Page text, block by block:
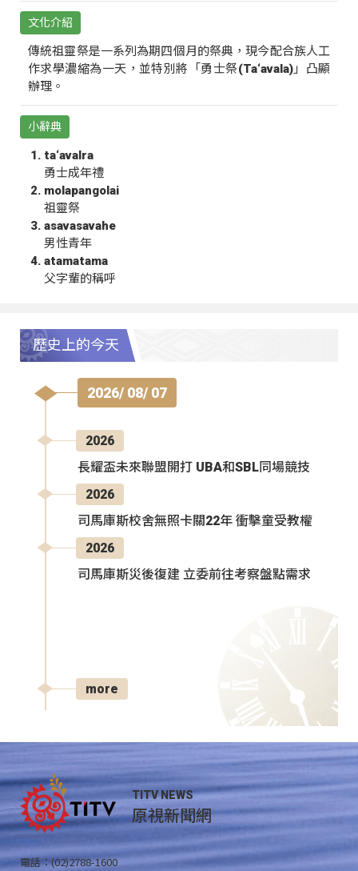
文化介紹
傳統祖靈祭是一系列為期四個月的祭典，現今配合族人工
作求學濃縮為一天，並特別將「勇士祭(Ta‘avala)」凸顯
辦理。
小辭典
ta‘avalra
勇士成年禮
molapangolai
祖靈祭
asavasavahe
男性青年
atamatama
父字輩的稱呼
歷史上的今天
2026/ 08/ 07
2026
長耀盃未來聯盟開打 UBA和SBL同場競技
2026
司馬庫斯校舍無照卡關22年 衝擊童受教權
2026
司馬庫斯災後復建 立委前往考察盤點需求
more
TITV NEWS
原視新聞網
電話：(02)2788-1600